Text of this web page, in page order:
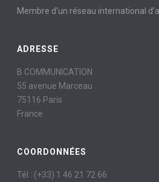
Membre d’un réseau international
ADRESSE
B COMMUNICATION
55 avenue Marceau
75116 Paris
France
COORDONNÉES
Tél : (+33) 1 46 21 72 66